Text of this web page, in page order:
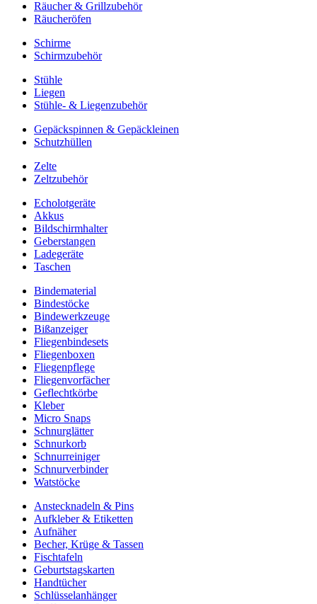
Räucher & Grillzubehör
Räucheröfen
Schirme
Schirmzubehör
Stühle
Liegen
Stühle- & Liegenzubehör
Gepäckspinnen & Gepäckleinen
Schutzhüllen
Zelte
Zeltzubehör
Echolotgeräte
Akkus
Bildschirmhalter
Geberstangen
Ladegeräte
Taschen
Bindematerial
Bindestöcke
Bindewerkzeuge
Bißanzeiger
Fliegenbindesets
Fliegenboxen
Fliegenpflege
Fliegenvorfächer
Geflechtkörbe
Kleber
Micro Snaps
Schnurglätter
Schnurkorb
Schnurreiniger
Schnurverbinder
Watstöcke
Anstecknadeln & Pins
Aufkleber & Etiketten
Aufnäher
Becher, Krüge & Tassen
Fischtafeln
Geburtstagskarten
Handtücher
Schlüsselanhänger